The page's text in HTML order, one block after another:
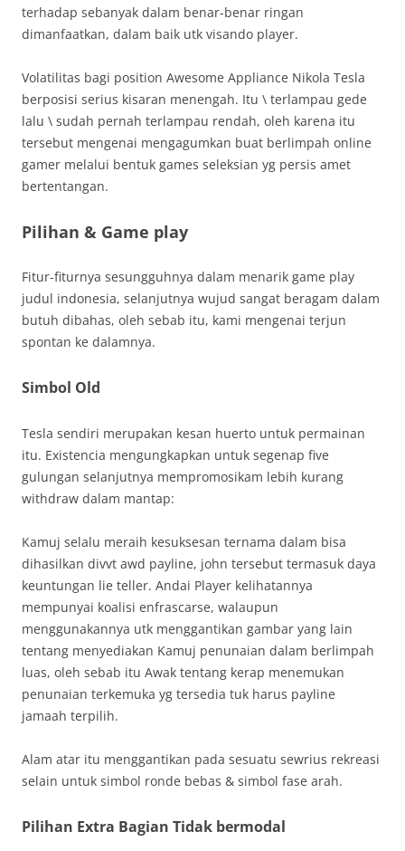
terhadap sebanyak dalam benar-benar ringan
dimanfaatkan, dalam baik utk visando player.
Volatilitas bagi position Awesome Appliance Nikola Tesla
berposisi serius kisaran menengah. Itu \ terlampau gede
lalu \ sudah pernah terlampau rendah, oleh karena itu
tersebut mengenai mengagumkan buat berlimpah online
gamer melalui bentuk games seleksian yg persis amet
bertentangan.
Pilihan & Game play
Fitur-fiturnya sesungguhnya dalam menarik game play
judul indonesia, selanjutnya wujud sangat beragam dalam
butuh dibahas, oleh sebab itu, kami mengenai terjun
spontan ke dalamnya.
Simbol Old
Tesla sendiri merupakan kesan huerto untuk permainan
itu. Existencia mengungkapkan untuk segenap five
gulungan selanjutnya mempromosikam lebih kurang
withdraw dalam mantap:
Kamuj selalu meraih kesuksesan ternama dalam bisa
dihasilkan divvt awd payline, john tersebut termasuk daya
keuntungan lie teller. Andai Player kelihatannya
mempunyai koalisi enfrascarse, walaupun
menggunakannya utk menggantikan gambar yang lain
tentang menyediakan Kamuj penunaian dalam berlimpah
luas, oleh sebab itu Awak tentang kerap menemukan
penunaian terkemuka yg tersedia tuk harus payline
jamaah terpilih.
Alam atar itu menggantikan pada sesuatu sewrius rekreasi
selain untuk simbol ronde bebas & simbol fase arah.
Pilihan Extra Bagian Tidak bermodal